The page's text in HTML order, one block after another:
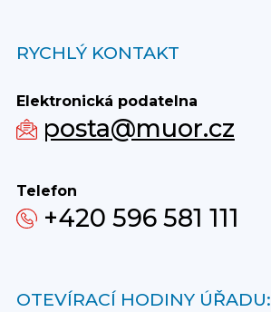
RYCHLÝ KONTAKT
Elektronická podatelna
posta@muor.cz
Telefon
+420 596 581 111
OTEVÍRACÍ HODINY ÚŘADU: